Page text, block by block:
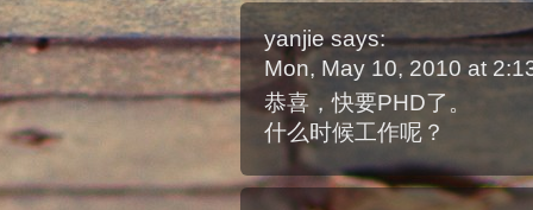
yanjie says:
Mon, May 10, 2010 at
恭喜，快要PHD了。
什么时候工作呢？